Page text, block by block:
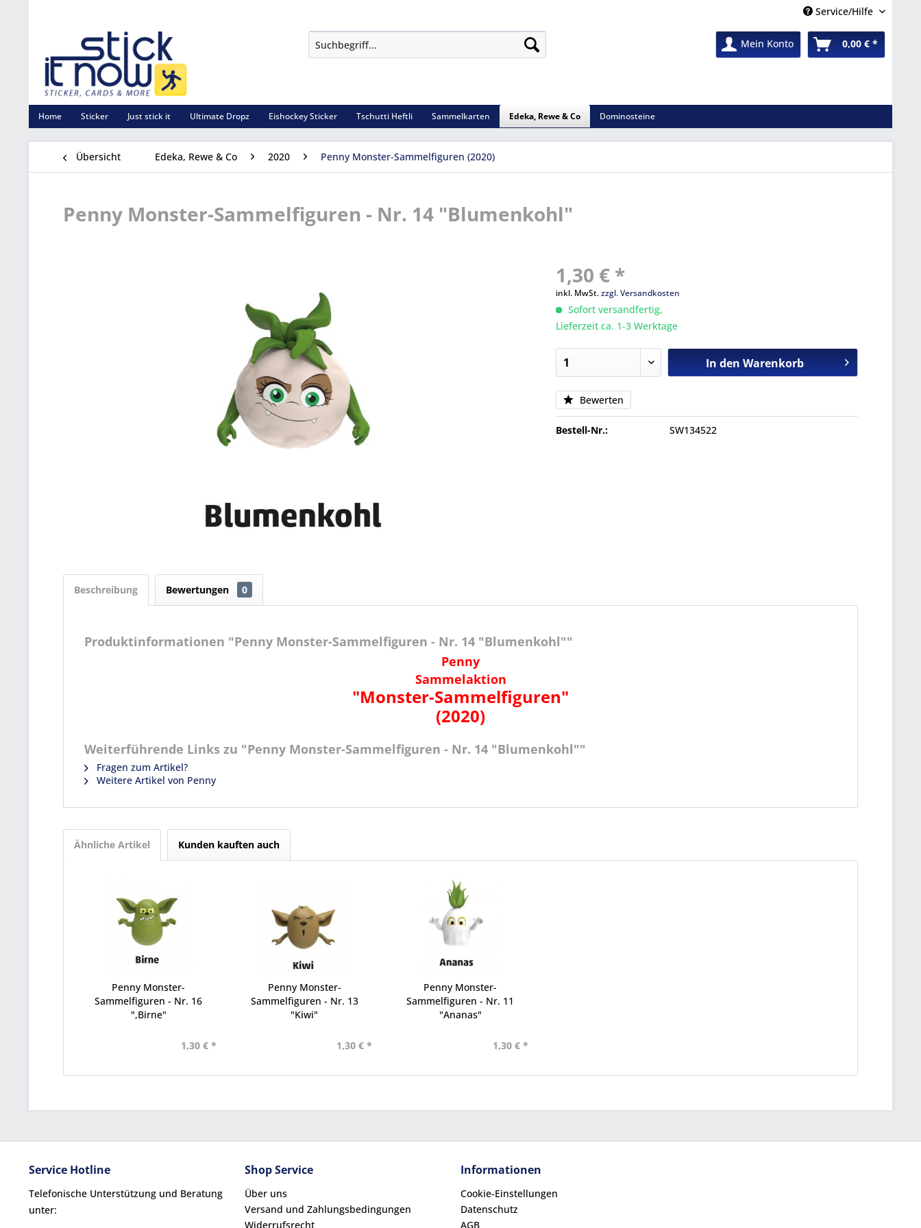
Service/Hilfe
Mein Konto 0,00 € *
Home Sticker Just stick it Ultimate Dropz Eishockey Sticker Tschutti Heftli Sammelkarten Edeka, Rewe & Co Dominosteine
Übersicht Edeka, Rewe & Co 2020 Penny Monster-Sammelfiguren (2020)
Penny Monster-Sammelfiguren - Nr. 14 "Blumenkohl"
1,30 € *
inkl. MwSt.zzgl. Versandkosten
Sofort versandfertig,
Lieferzeit ca. 1-3 Werktage
In den Warenkorb
Bewerten
Bestell-Nr.: SW134522
Beschreibung Bewertungen 0
Produktinformationen "Penny Monster-Sammelfiguren - Nr. 14 "Blumenkohl""
Penny
Sammelaktion
"Monster-Sammelfiguren"
(2020)
Weiterführende Links zu "Penny Monster-Sammelfiguren - Nr. 14 "Blumenkohl""
Fragen zum Artikel?
Weitere Artikel von Penny
Ähnliche Artikel Kunden kauften auch
Penny Monster-
Sammelfiguren - Nr. 16
",Birne"
1,30 € *
Penny Monster-
Sammelfiguren - Nr. 13
"Kiwi"
1,30 € *
Penny Monster-
Sammelfiguren - Nr. 11
"Ananas"
1,30 € *
Service Hotline
Telefonische Unterstützung und Beratung
unter:
Shop Service
Über uns
Versand und Zahlungsbedingungen
Widerrufsrecht
Informationen
Cookie-Einstellungen
Datenschutz
AGB